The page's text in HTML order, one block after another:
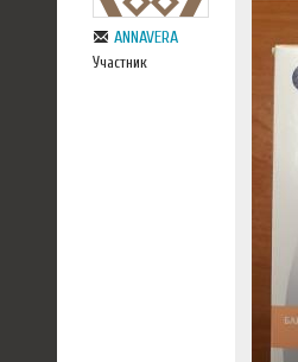
ANNAVERA
Участник